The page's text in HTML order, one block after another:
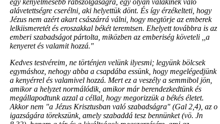
egy kényelmesebb rabszolgaságra, egy olyan valakinek való
alávetettségre cserélni, aki helyettük dönt. És így érzékelteti, hogy
Jézus nem azért akart császárrá válni, hogy megtörje az emberek
lelkiismeretét és eroszakkal békét teremtsen. Ehelyett továbbra is az
emberi szabadságot pártolta, miközben az emberiség követeli ,,a
kenyeret és valamit hozzá."
Kedves testvéreim, ne történjen velünk ilyesmi; legyünk bölcsek
egymáshoz, nehogy abba a csapdába essünk, hogy megelégedjünk
a kenyérrel és valamivel hozzá. Mert ez a veszély a semmibol jön,
amikor a helyzet normálódik, amikor már berendezkedtünk és
megállapodtunk azzal a céllal, hogy megorizzük a békés életet.
Akkor nem "a Jézus Krisztusban való szabadságra" (Gal 2,4), az o
igazságára törekszünk, amely szabaddá tesz bennünket (vö. Jn